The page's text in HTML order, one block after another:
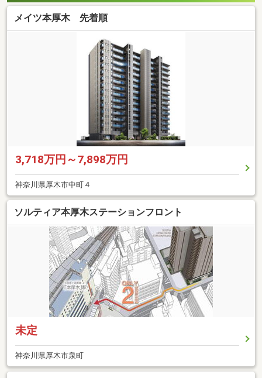
メイツ本厚木 先着順
3,718万円～7,898万円
神奈川県厚木市中町４
ソルティア本厚木ステーションフロント
未定
神奈川県厚木市泉町